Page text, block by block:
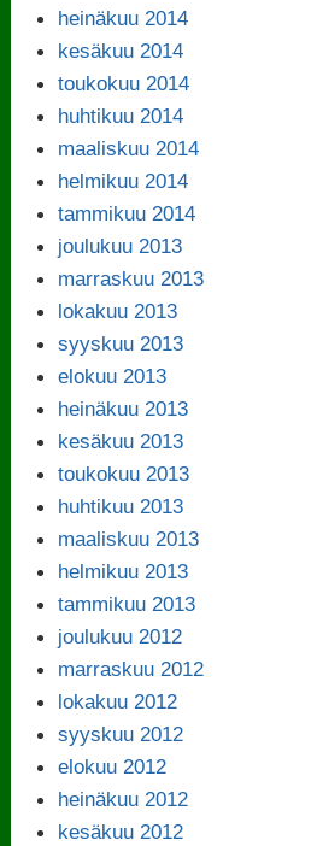
heinäkuu 2014
kesäkuu 2014
toukokuu 2014
huhtikuu 2014
maaliskuu 2014
helmikuu 2014
tammikuu 2014
joulukuu 2013
marraskuu 2013
lokakuu 2013
syyskuu 2013
elokuu 2013
heinäkuu 2013
kesäkuu 2013
toukokuu 2013
huhtikuu 2013
maaliskuu 2013
helmikuu 2013
tammikuu 2013
joulukuu 2012
marraskuu 2012
lokakuu 2012
syyskuu 2012
elokuu 2012
heinäkuu 2012
kesäkuu 2012